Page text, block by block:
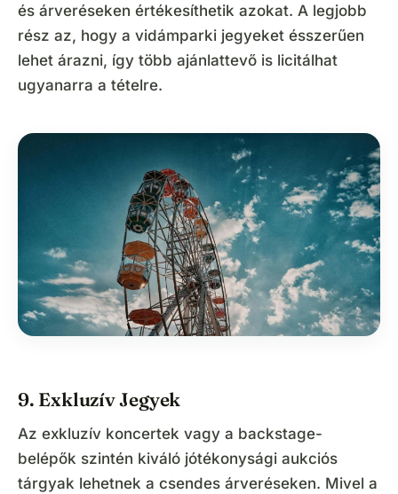
és árveréseken értékesíthetik azokat. A legjobb
rész az, hogy a vidámparki jegyeket ésszerűen
lehet árazni, így több ajánlattevő is licitálhat
ugyanarra a tételre.
9. Exkluzív Jegyek
Az exkluzív koncertek vagy a backstage-
belépők szintén kiváló jótékonysági aukciós
tárgyak lehetnek a csendes árveréseken. Mivel a